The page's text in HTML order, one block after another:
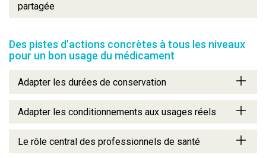
partagée
Des pistes d’actions concrètes à tous les niveaux
pour un bon usage du médicament
Adapter les durées de conservation
Adapter les conditionnements aux usages réels
Le rôle central des professionnels de santé